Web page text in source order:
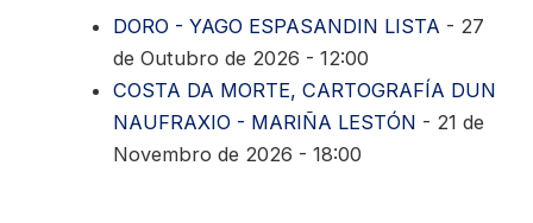
DORO - YAGO ESPASANDIN LISTA - 27
de Outubro de 2026 - 12:00
COSTA DA MORTE, CARTOGRAFÍA DUN
NAUFRAXIO - MARIÑA LESTÓN - 21 de
Novembro de 2026 - 18:00